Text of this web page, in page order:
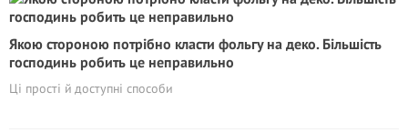
Якою стороною потрібно класти фольгу на деко. Більшість
господинь робить це неправильно
Ці прості й доступні способи